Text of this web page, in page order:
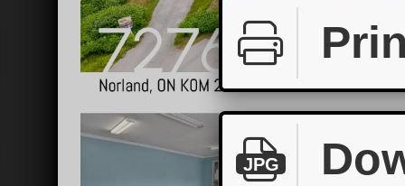
JPG